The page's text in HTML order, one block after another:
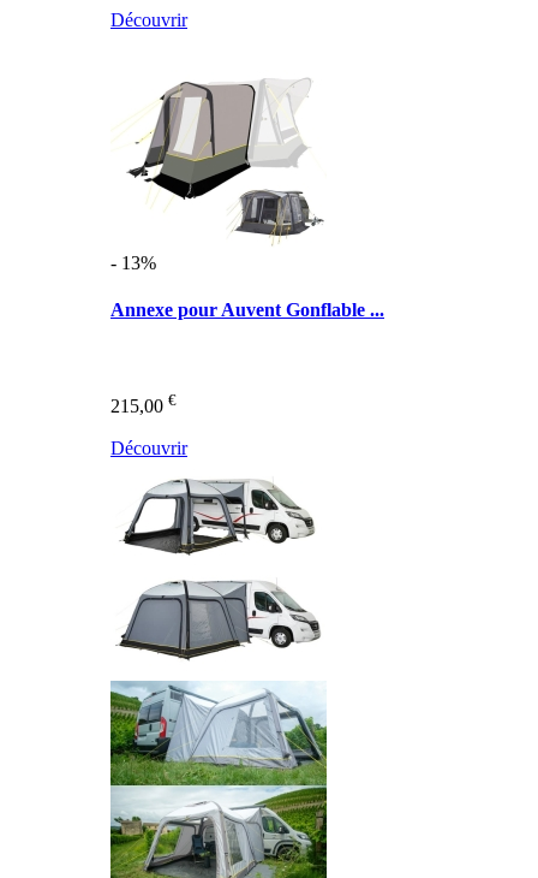
Découvrir
- 13%
Annexe pour Auvent Gonflable ...
215,00 €
Découvrir